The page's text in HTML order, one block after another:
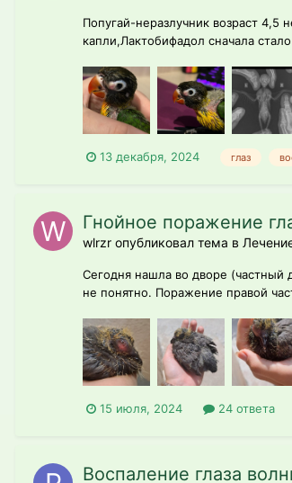
Попугай-неразлучник возраст
капли,Лактобифадол сначала
13 декабря, 2024 глаз
Гнойное поражение
wlrzr опубликовал тема в
Сегодня нашла во дворе (частный
не понятно. Поражение правой
15 июля, 2024 24 ответа
Воспаление глаза